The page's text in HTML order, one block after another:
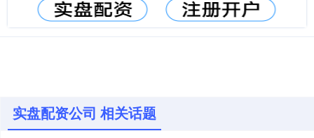
实盘配资公司 相关话题